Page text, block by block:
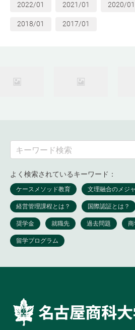
2022/01 2021/01 2020/01
2018/01 2017/01
よく検索されているキーワード：